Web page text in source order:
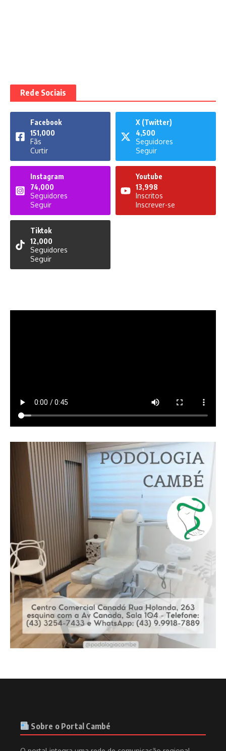
Rede Sociais
Facebook
151,000
Fãs
Curtir
X (Twitter)
4,500
Seguidores
Seguir
Instagram
74,000
Seguidores
Seguir
Youtube
13,998
Inscritos
Inscrever-se
Tiktok
12,000
Seguidores
Seguir
Sobre o Portal Cambé